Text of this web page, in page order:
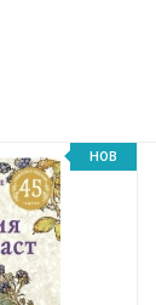
НОВ